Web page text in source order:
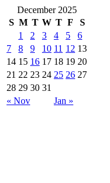
December 2025
S M T W T F S
« Nov Jan »
1 2 3 4 5
6
7
8 9 10 11 12 13
14 15 16 17 18 19 20
21 22 23 24 25 26 27
28 29 30 31